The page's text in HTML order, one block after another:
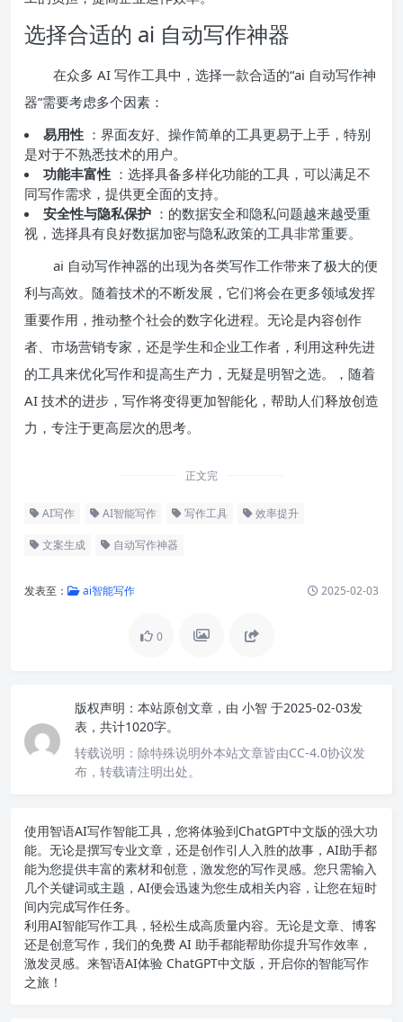
选择合适的 ai 自动写作神器
在众多 AI 写作工具中，选择一款合适的“ai 自动写作神
器”需要考虑多个因素：
易用性 ：界面友好、操作简单的工具更易于上手，特别
是对于不熟悉技术的用户。
功能丰富性 ：选择具备多样化功能的工具，可以满足不
同写作需求，提供更全面的支持。
安全性与隐私保护 ：的数据安全和隐私问题越来越受重
视，选择具有良好数据加密与隐私政策的工具非常重要。
ai 自动写作神器的出现为各类写作工作带来了极大的便
利与高效。随着技术的不断发展，它们将会在更多领域发挥
重要作用，推动整个社会的数字化进程。无论是内容创作
者、市场营销专家，还是学生和企业工作者，利用这种先进
的工具来优化写作和提高生产力，无疑是明智之选。，随着
AI 技术的进步，写作将变得更加智能化，帮助人们释放创造
力，专注于更高层次的思考。
正文完
AI写作 AI智能写作 写作工具 效率提升
文案生成 自动写作神器
发表至： ai智能写作 2025-02-03
0
版权声明： 本站原创文章，由 小智 于2025-02-03发
表，共计1020字。
转载说明： 除特殊说明外本站文章皆由CC-4.0协议发
布，转载请注明出处。
使用智语AI写作智能工具，您将体验到ChatGPT中文版的强大功
能。无论是撰写专业文章，还是创作引人入胜的故事，AI助手都
能为您提供丰富的素材和创意，激发您的写作灵感。您只需输入
几个关键词或主题，AI便会迅速为您生成相关内容，让您在短时
间内完成写作任务。
利用AI智能写作工具，轻松生成高质量内容。无论是文章、博客
还是创意写作，我们的免费 AI 助手都能帮助你提升写作效率，
激发灵感。来智语AI体验 ChatGPT中文版 ，开启你的智能写作
之旅！